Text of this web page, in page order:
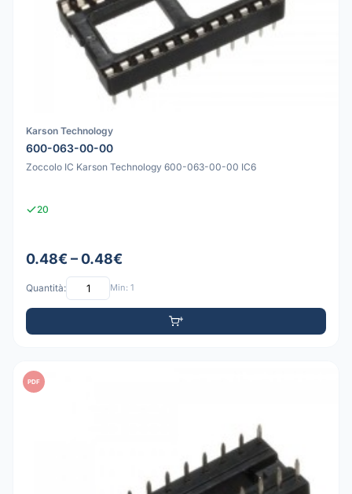
Karson Technology
600-063-00-00
Zoccolo IC Karson Technology 600-063-00-00 IC6
20
0.48€ – 0.48€
Quantità: Min: 1
PDF